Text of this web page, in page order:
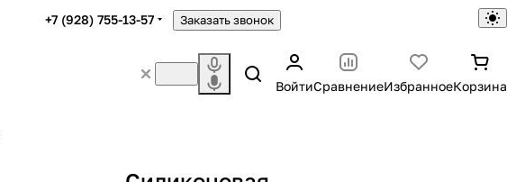
+7 (928) 755-13-57 Заказать звонок
ВойтиСравнениеИзбранноеКорзина